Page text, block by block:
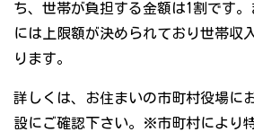
ち、世帯が負担する金額は1割です
には上限額が決められており世帯収
ります。
詳しくは、お住まいの市町村役場に
設にご確認下さい。※市町村により